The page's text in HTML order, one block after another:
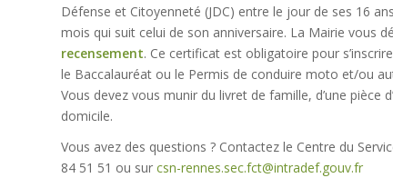
Défense et Citoyenneté (JDC) entre le jour de ses 16
mois qui suit celui de son anniversaire. La Mairie vous
recensement. Ce certificat est obligatoire pour
le Baccalauréat ou le Permis de conduire moto et/ou
Vous devez vous munir du livret de famille, d’une pièce
domicile.
Vous avez des questions ? Contactez le Centre du
84 51 51 ou sur csn-rennes.sec.fct@intradef.gouv.fr